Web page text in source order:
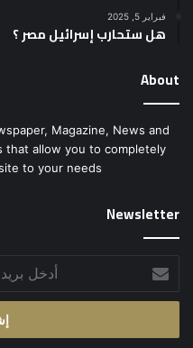
فبراير 5, 2025
هل ستحارب إسرائيل مصر ؟
About
Magazine, News and
that allow you to completely
to your needs.
Newsletter
بريدك
الإلكتروني